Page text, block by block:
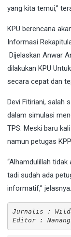
yang kita temui,”
KPU berencana
Informasi
Dijelaskan Anwar
dilakukan KPU
secara cepat dan
Devi Fitiriani, salah
dalam simulasi
TPS. Meski baru
namun petugas
“Alhamdulillah
tadi sudah ada
informatif,” jelasnya.
Jurnalis :
Editor :